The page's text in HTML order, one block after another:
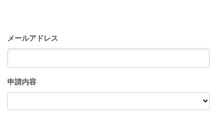
メールアドレス
申請内容